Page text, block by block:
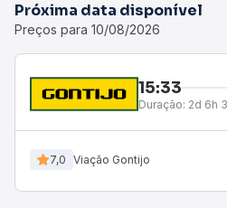
Próxima data disponível
Preços para 10/08/2026
15:33
Duração: 2d 6h
7,0 Viação Gontijo